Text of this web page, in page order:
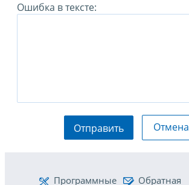
Ошибка в тексте:
Отправить Отмена
Программные
Обратная